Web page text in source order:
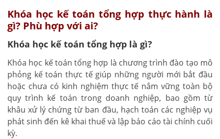
Khóa học kế toán tổng hợp thực hành là
gì? Phù hợp với ai?
Khóa học kế toán tổng hợp là gì?
Khóa học kế toán tổng hợp là chương trình đào tạo mô
phỏng kế toán thực tế giúp những người mới bắt đầu
hoặc chưa có kinh nghiệm thực tế nắm vững toàn bộ
quy trình kế toán trong doanh nghiệp, bao gồm từ
khâu xử lý chứng từ ban đầu, hạch toán các nghiệp vụ
phát sinh đến kê khai thuế và lập báo cáo tài chính cuối
kỳ.